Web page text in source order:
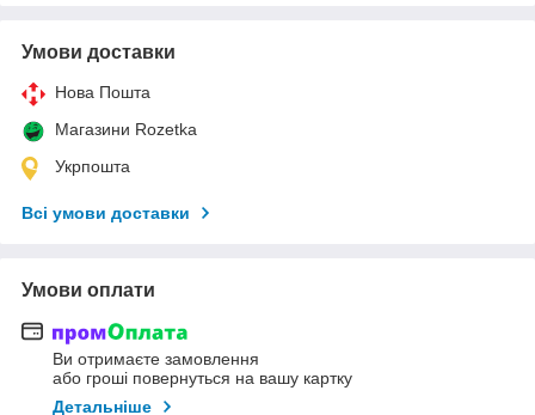
Умови доставки
Нова Пошта
Магазини Rozetka
Укрпошта
Всі умови доставки
Умови оплати
Ви отримаєте замовлення
або гроші повернуться на вашу картку
Детальніше